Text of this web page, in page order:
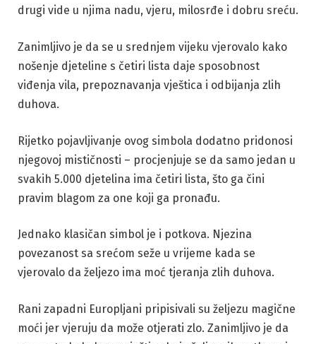
drugi vide u njima nadu, vjeru, milosrđe i dobru sreću.
Zanimljivo je da se u srednjem vijeku vjerovalo kako
nošenje djeteline s četiri lista daje sposobnost
viđenja vila, prepoznavanja vještica i odbijanja zlih
duhova.
Rijetko pojavljivanje ovog simbola dodatno pridonosi
njegovoj mističnosti – procjenjuje se da samo jedan u
svakih 5.000 djetelina ima četiri lista, što ga čini
pravim blagom za one koji ga pronađu.
Jednako klasičan simbol je i potkova. Njezina
povezanost sa srećom seže u vrijeme kada se
vjerovalo da željezo ima moć tjeranja zlih duhova.
Rani zapadni Europljani pripisivali su željezu magične
moći jer vjeruju da može otjerati zlo. Zanimljivo je da